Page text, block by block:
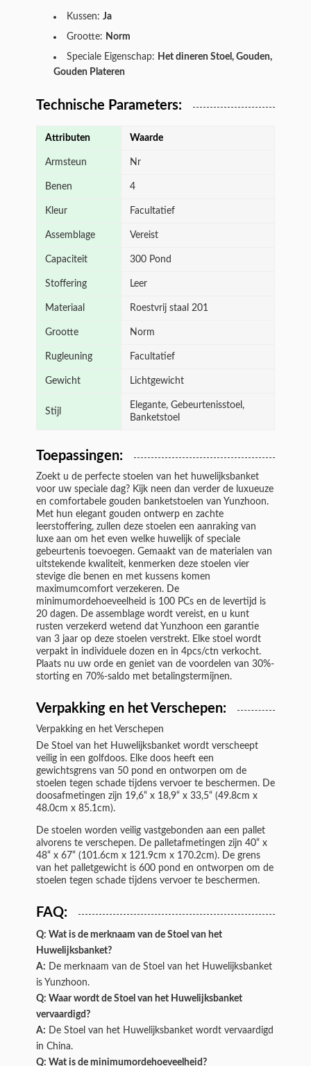
Kussen: Ja
Grootte: Norm
Speciale Eigenschap: Het dineren Stoel, Gouden,
Gouden Plateren
Technische Parameters:
Attributen Waarde
Armsteun Nr
Benen 4
Kleur Facultatief
Assemblage Vereist
Capaciteit 300 Pond
Stoffering Leer
Materiaal Roestvrij staal 201
Grootte Norm
Rugleuning Facultatief
Gewicht Lichtgewicht
Stijl
Elegante, Gebeurtenisstoel,
Banketstoel
Toepassingen:
Zoekt u de perfecte stoelen van het huwelijksbanket
voor uw speciale dag? Kijk neen dan verder de luxueuze
en comfortabele gouden banketstoelen van Yunzhoon.
Met hun elegant gouden ontwerp en zachte
leerstoffering, zullen deze stoelen een aanraking van
luxe aan om het even welke huwelijk of speciale
gebeurtenis toevoegen. Gemaakt van de materialen van
uitstekende kwaliteit, kenmerken deze stoelen vier
stevige die benen en met kussens komen
maximumcomfort verzekeren. De
minimumordehoeveelheid is 100 PCs en de levertijd is
20 dagen. De assemblage wordt vereist, en u kunt
rusten verzekerd wetend dat Yunzhoon een garantie
van 3 jaar op deze stoelen verstrekt. Elke stoel wordt
verpakt in individuele dozen en in 4pcs/ctn verkocht.
Plaats nu uw orde en geniet van de voordelen van 30%-
storting en 70%-saldo met betalingstermijnen.
Verpakking en het Verschepen:
Verpakking en het Verschepen
De Stoel van het Huwelijksbanket wordt verscheept
veilig in een golfdoos. Elke doos heeft een
gewichtsgrens van 50 pond en ontworpen om de
stoelen tegen schade tijdens vervoer te beschermen. De
doosafmetingen zijn 19,6“ x 18,9“ x 33,5“ (49.8cm x
48.0cm x 85.1cm).
De stoelen worden veilig vastgebonden aan een pallet
alvorens te verschepen. De palletafmetingen zijn 40“ x
48“ x 67“ (101.6cm x 121.9cm x 170.2cm). De grens
van het palletgewicht is 600 pond en ontworpen om de
stoelen tegen schade tijdens vervoer te beschermen.
FAQ:
Q: Wat is de merknaam van de Stoel van het
Huwelijksbanket?
A: De merknaam van de Stoel van het Huwelijksbanket
is Yunzhoon.
Q: Waar wordt de Stoel van het Huwelijksbanket
vervaardigd?
A: De Stoel van het Huwelijksbanket wordt vervaardigd
in China.
Q: Wat is de minimumordehoeveelheid?